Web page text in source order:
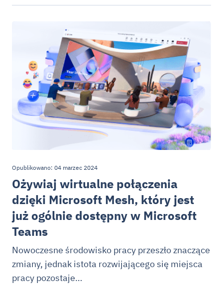
Opublikowano: 04 marzec 2024
Ożywiaj wirtualne połączenia
dzięki Microsoft Mesh, który jest
już ogólnie dostępny w Microsoft
Teams
Nowoczesne środowisko pracy przeszło znaczące
zmiany, jednak istota rozwijającego się miejsca
pracy pozostaje…